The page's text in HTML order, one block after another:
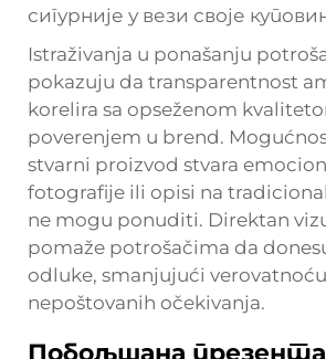
сигурније у вези своје
Istraživanja u ponašanju
pokazuju da transparentnost
korelira sa opseženom
poverenjem u brend.
stvarni proizvod stvara
fotografije ili opisi na
ne mogu ponuditi. Direktan
pomaže potrošačima da
odluke, smanjujući
nepoštovanih očekivanja.
Побољшана